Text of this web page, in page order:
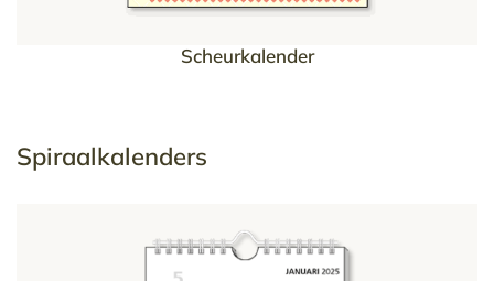
Scheurkalender
Spiraalkalenders